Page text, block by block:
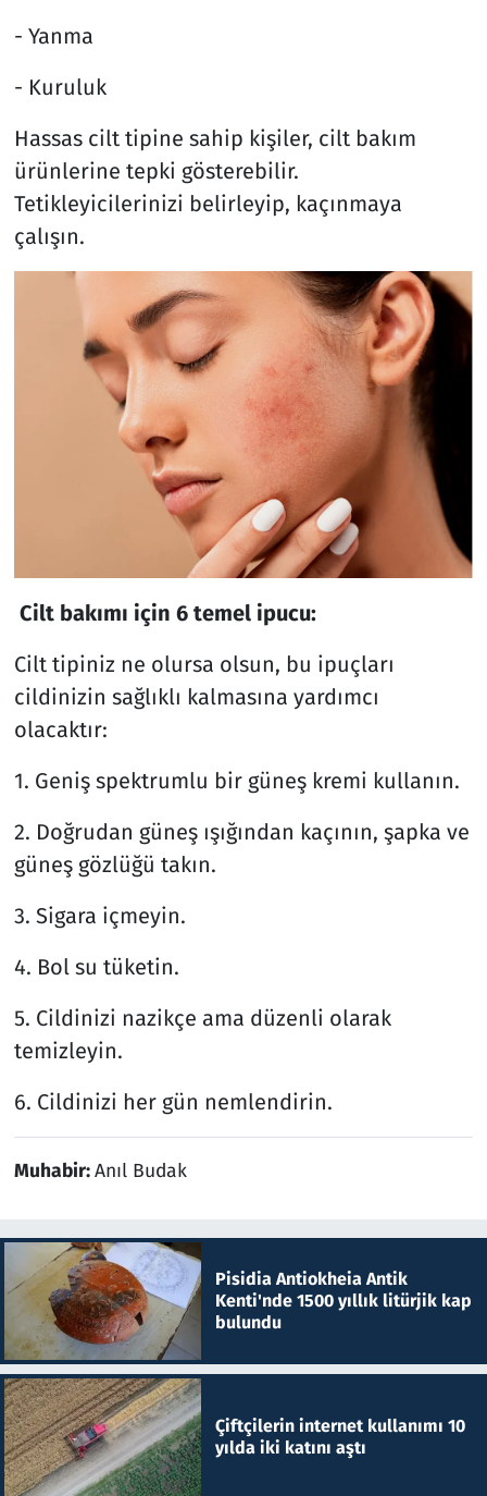
- Yanma
- Kuruluk
Hassas cilt tipine sahip kişiler, cilt bakım
ürünlerine tepki gösterebilir.
Tetikleyicilerinizi belirleyip, kaçınmaya
çalışın.
Cilt bakımı için 6 temel ipucu:
Cilt tipiniz ne olursa olsun, bu ipuçları
cildinizin sağlıklı kalmasına yardımcı
olacaktır:
1. Geniş spektrumlu bir güneş kremi kullanın.
2. Doğrudan güneş ışığından kaçının, şapka ve
güneş gözlüğü takın.
3. Sigara içmeyin.
4. Bol su tüketin.
5. Cildinizi nazikçe ama düzenli olarak
temizleyin.
6. Cildinizi her gün nemlendirin.
Muhabir:Anıl Budak
Pisidia Antiokheia Antik
Kenti'nde 1500 yıllık litürjik kap
bulundu
Çiftçilerin internet kullanımı 10
yılda iki katını aştı